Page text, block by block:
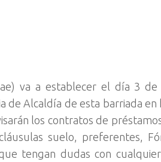
va a establecer el día 3
de Alcaldía de esta barriada en
los contratos de
suelo, preferentes,
tengan dudas con